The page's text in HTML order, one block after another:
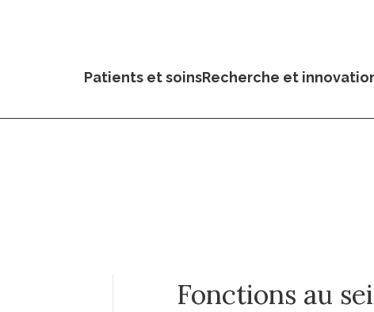
Patients et soinsRecherche et
Fonctions au